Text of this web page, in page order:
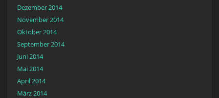
Dezember 2014
November 2014
Oktober 2014
September 2014
Juni 2014
Mai 2014
April 2014
März 2014